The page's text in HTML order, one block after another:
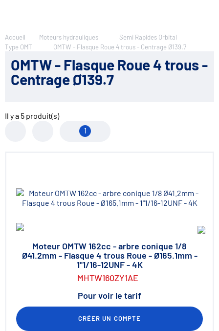
Accueil Moteurs hydrauliques
Semi Rapides Orbital
Type OMT
OMTW - Flasque Roue 4 trous - Centrage Ø139.7
OMTW - Flasque Roue 4 trous -
Centrage Ø139.7
Il y a 5 produit(s)
1
Moteur OMTW 162cc - arbre conique 1/8
Ø41.2mm - Flasque 4 trous Roue - Ø165.1mm -
1"1/16-12UNF - 4K
MHTW160ZY1AE
Pour voir le tarif
CRÉER UN COMPTE